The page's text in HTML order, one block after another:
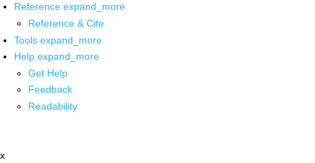
Reference expand_more
Reference & Cite
Tools expand_more
Help expand_more
Get Help
Feedback
Readability
x